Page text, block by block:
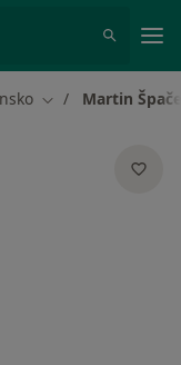
Změna města
Martin